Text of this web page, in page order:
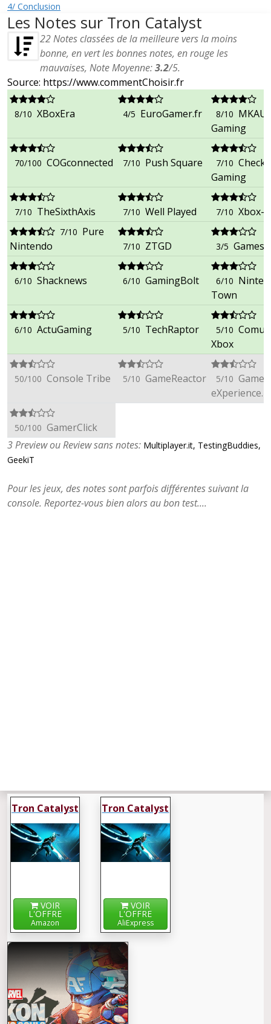
4/ Conclusion
Les Notes sur Tron Catalyst
22Notes classées de la meilleure vers la moins
bonne, en vert les bonnes notes, en rouge les
mauvaises, Note Moyenne:3.2/5.
Source: https://www.commentChoisir.fr
8/10 XBoxEra 4/5 EuroGamer.fr 8/10 MKAU
Gaming
70/100 COGconnected 7/10 Push Square 7/10
Gaming
7/10 TheSixthAxis 7/10 Well Played 7/10 Xbox-
7/10 Pure
Nintendo
7/10 ZTGD 3/5
6/10 Shacknews 6/10 GamingBolt 6/10
Town
6/10 ActuGaming 5/10 TechRaptor 5/10
Xbox
50/100 Console Tribe 5/10 GameReactor 5/10 Game-
eXperience.it
50/100 GamerClick
3 Preview ou Review sans notes: Multiplayer.it, TestingBuddies,
GeekiT
Pour les jeux, des notes sont parfois différentes suivant la
console. Reportez-vous bien alors au bon test....
Tron Catalyst
VOIR
L'OFFRE
Amazon
Tron Catalyst
VOIR
L'OFFRE
AliExpress